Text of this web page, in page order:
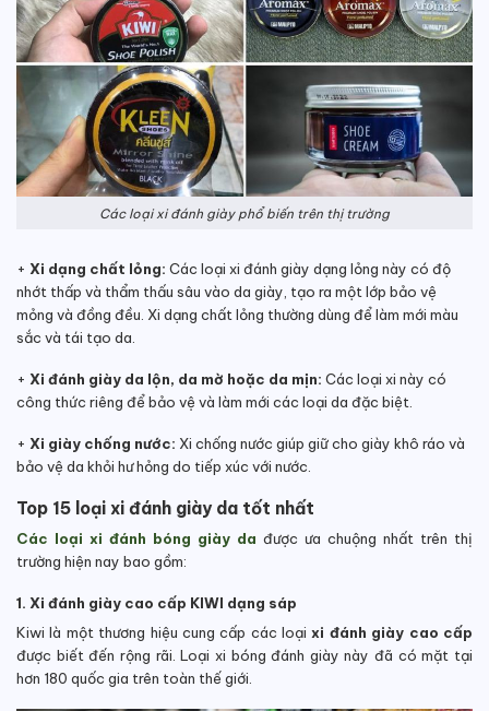
Các loại xi đánh giày phổ biến trên thị trường
+ Xi dạng chất lỏng: Các loại xi đánh giày dạng lỏng này có độ
nhớt thấp và thẩm thấu sâu vào da giày, tạo ra một lớp bảo vệ
mỏng và đồng đều. Xi dạng chất lỏng thường dùng để làm mới màu
sắc và tái tạo da.
+ Xi đánh giày da lộn, da mờ hoặc da mịn: Các loại xi này có
công thức riêng để bảo vệ và làm mới các loại da đặc biệt.
+ Xi giày chống nước: Xi chống nước giúp giữ cho giày khô ráo và
bảo vệ da khỏi hư hỏng do tiếp xúc với nước.
Top 15 loại xi đánh giày da tốt nhất
Các loại xi đánh bóng giày da được ưa chuộng nhất trên thị
trường hiện nay bao gồm:
1. Xi đánh giày cao cấp KIWI dạng sáp
Kiwi là một thương hiệu cung cấp các loạixi đánh giày cao cấp
được biết đến rộng rãi. Loại xi bóng đánh giày này đã có mặt tại
hơn 180 quốc gia trên toàn thế giới.